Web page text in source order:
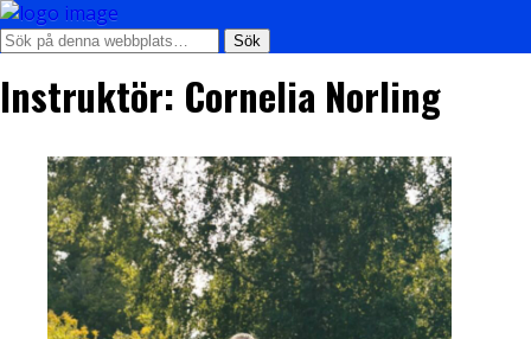
Instruktör: Cornelia Norling